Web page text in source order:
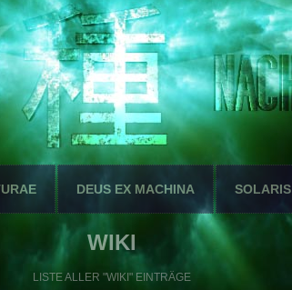
DEUS EX MACHINA SOLARIS
WIKI
LISTE ALLER "WIKI" EINTRÄGE